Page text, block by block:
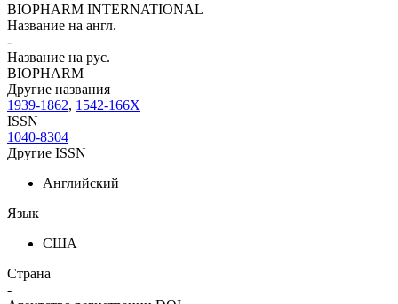
BIOPHARM INTERNATIONAL
Название на англ.
-
Название на рус.
BIOPHARM
Другие названия
1939-1862, 1542-166X
ISSN
1040-8304
Другие ISSN
Английский
Язык
США
Страна
-